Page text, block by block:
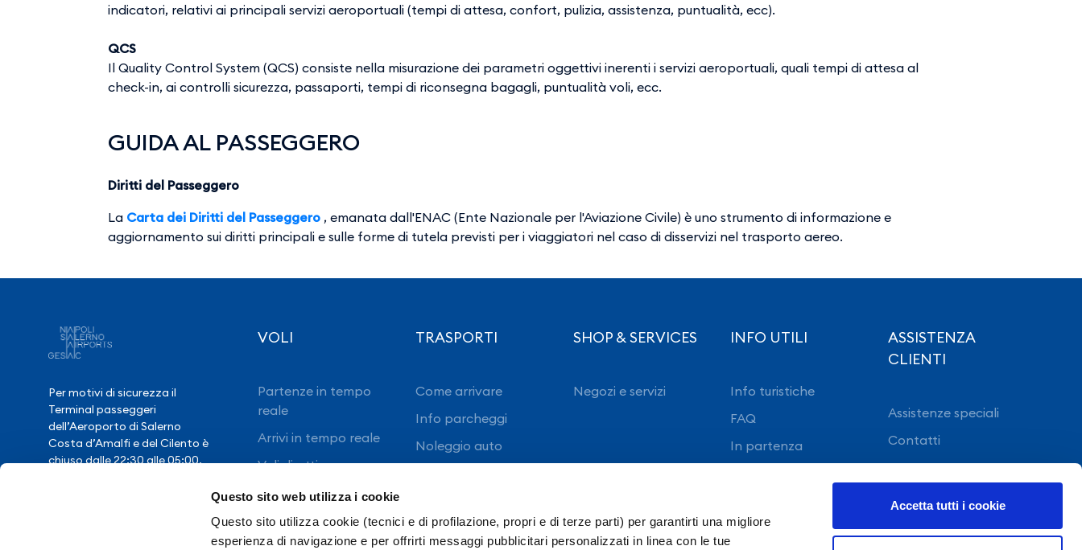
Questo sito web utilizza i cookie
Questo sito utilizza cookie (tecnici e di profilazione, propri e di terze parti) per garantirti una migliore
esperienza di navigazione e per offrirti messaggi pubblicitari personalizzati in linea con le tue
Accetta tutti i cookie
indicatori, relativi ai principali servizi aeroportuali (tempi di attesa, confort, pulizia, assistenza, puntualità, ecc).
QCS
Il Quality Control System (QCS) consiste nella misurazione dei parametri oggettivi inerenti i servizi aeroportuali, quali tempi di attesa al
check-in, ai controlli sicurezza, passaporti, tempi di riconsegna bagagli, puntualità voli, ecc.
GUIDA AL PASSEGGERO
Diritti del Passeggero
La Carta dei Diritti del Passeggero , emanata dall'ENAC (Ente Nazionale per l'Aviazione Civile) è uno strumento di informazione e
aggiornamento sui diritti principali e sulle forme di tutela previsti per i viaggiatori nel caso di disservizi nel trasporto aereo.
Per motivi di sicurezza il
Terminal passeggeri
dell’Aeroporto di Salerno
Costa d’Amalfi e del Cilento è
chiuso dalle 22:30 alle 05:00,
VOLI
Partenze in tempo
reale
Arrivi in tempo reale
Voli diretti
TRASPORTI
Come arrivare
Info parcheggi
Noleggio auto
SHOP & SERVICES
Negozi e servizi
INFO UTILI
Info turistiche
FAQ
In partenza
ASSISTENZA
CLIENTI
Assistenze speciali
Contatti